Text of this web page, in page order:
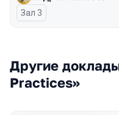
Зал 3
Другие
Practices»